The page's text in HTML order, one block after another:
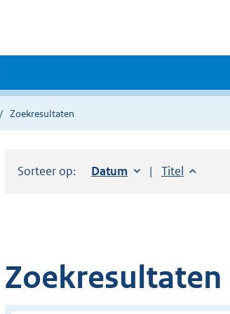
Zoekresultaten
Sorteer op: Sorteer op:
Datum oplopendSorteer op:
Titel oplopend
Zoekresultaten